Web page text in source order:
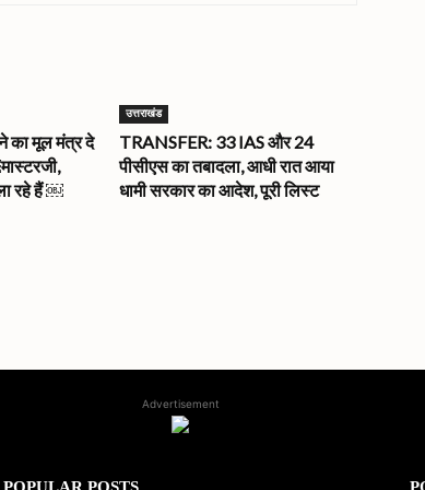
का मूल मंत्र दे
रहे हैं ￼
उत्तराखंड
TRANSFER: 33 IAS और 24
पीसीएस का तबादला, आधी रात आया
धामी सरकार का आदेश, पूरी लिस्ट
Advertisement